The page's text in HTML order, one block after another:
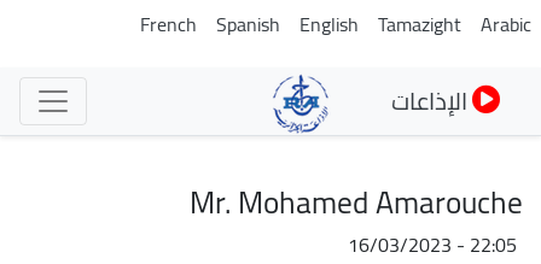
تجاوز
Arabic
Tamazight
English
Spanish
French
الإذاعات
Mr. Mohamed Amarouche
16/03/2023 - 22:05